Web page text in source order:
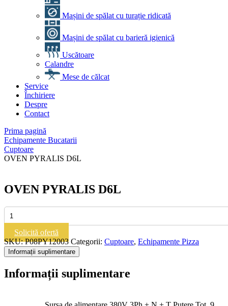
Mașini de spălat cu turație ridicată
Mașini de spălat cu barieră igienică
Uscătoare
Calandre
Mese de călcat
Service
Închiriere
Despre
Contact
Prima pagină
Echipamente Bucatarii
Cuptoare
OVEN PYRALIS D6L
OVEN PYRALIS D6L
Cantitate
OVEN
PYRALIS
D6L
Solicită ofertă
SKU:P08PY12003 Categorii: Cuptoare, Echipamente Pizza
Informații suplimentare
Informații suplimentare